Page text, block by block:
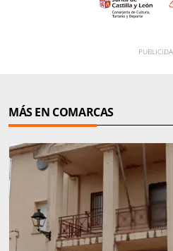
MÁS EN COMARCAS